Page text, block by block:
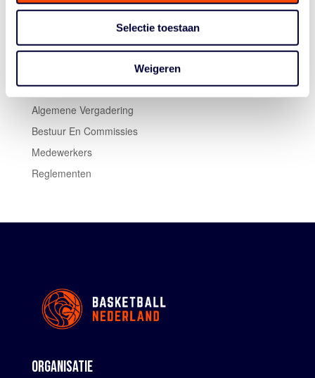
Selectie toestaan
Weigeren
Historie
Algemene Vergadering
Bestuur En Commissies
Medewerkers
Reglementen
ORGANISATIE